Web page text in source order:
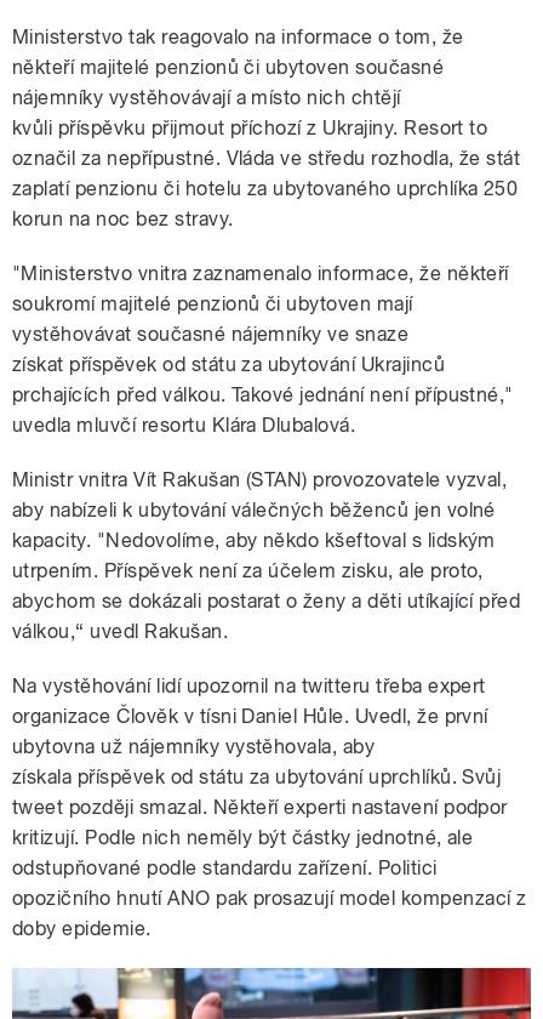
Ministerstvo tak reagovalo na informace o tom, že
někteří majitelé penzionů či ubytoven současné
nájemníky vystěhovávají a místo nich chtějí
kvůli příspěvku přijmout příchozí z Ukrajiny. Resort to
označil za nepřípustné. Vláda ve středu rozhodla, že stát
zaplatí penzionu či hotelu za ubytovaného uprchlíka 250
korun na noc bez stravy.
"Ministerstvo vnitra zaznamenalo informace, že někteří
soukromí majitelé penzionů či ubytoven mají
vystěhovávat současné nájemníky ve snaze
získat příspěvek od státu za ubytování Ukrajinců
prchajících před válkou. Takové jednání není přípustné,"
uvedla mluvčí resortu Klára Dlubalová.
Ministr vnitra Vít Rakušan (STAN) provozovatele vyzval,
aby nabízeli k ubytování válečných běženců jen volné
kapacity. "Nedovolíme, aby někdo kšeftoval s lidským
utrpením. Příspěvek není za účelem zisku, ale proto,
abychom se dokázali postarat o ženy a děti utíkající před
válkou,“ uvedl Rakušan.
Na vystěhování lidí upozornil na twitteru třeba expert
organizace Člověk v tísni Daniel Hůle. Uvedl, že první
ubytovna už nájemníky vystěhovala, aby
získala příspěvek od státu za ubytování uprchlíků. Svůj
tweet později smazal. Někteří experti nastavení podpor
kritizují. Podle nich neměly být částky jednotné, ale
odstupňované podle standardu zařízení. Politici
opozičního hnutí ANO pak prosazují model kompenzací z
doby epidemie.